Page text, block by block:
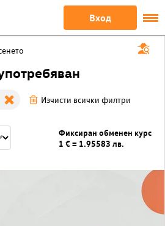
Вход
Изчисти всички филтри
Фиксиран обменен курс
1 € = 1.95583 лв.